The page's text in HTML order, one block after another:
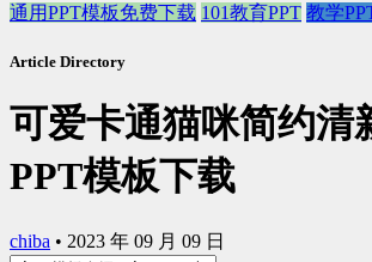
通用PPT模板免费下载 101教育PPT 教学
Article Directory
可爱卡通猫咪简约清
PPT模板下载
chiba • 2023 年 09 月 09 日